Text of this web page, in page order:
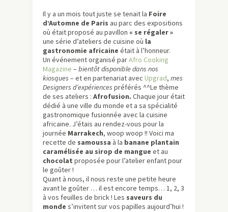
Il y a un mois tout juste se tenait la Foire
d’Automne de Paris au parc des expositions
où était proposé au pavillon « se régaler »
une série d’ateliers de cuisine où la
gastronomie africaine était à l’honneur.
Un événement organisé parAfro Cooking
Magazine –bientôt disponible dans nos
kiosques – et en partenariat avec Upgrad, mes
Designers d’expériences préférés ^^Le thème
de ses ateliers : Afrofusion. Chaque jour était
dédié à une ville du monde et a sa spécialité
gastronomique fusionnée avec la cuisine
africaine. J’étais au rendez-vous pour la
journée Marrakech, woop woop !! Voici ma
recette de samoussa à la banane plantain
caramélisée au sirop de mangue et au
chocolat proposée pour l’atelier enfant pour
le goûter !
Quant à nous, il nous reste une petite heure
avant le goûter … il est encore temps… 1, 2, 3
à vos feuilles de brick ! Les saveurs du
monde s’invitent sur vos papilles aujourd’hui !